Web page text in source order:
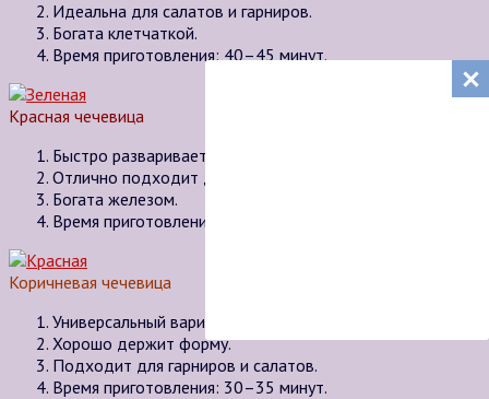
Идеальна для салатов и гарниров.
Богата клетчаткой.
Время приготовления: 40–45 минут.
Красная чечевица
Быстро разваривается.
Отлично подходит для супов и пюре.
Богата железом.
Время приготовления: 15–20 минут.
Коричневая чечевица
Универсальный вариант.
Хорошо держит форму.
Подходит для гарниров и салатов.
Время приготовления: 30–35 минут.